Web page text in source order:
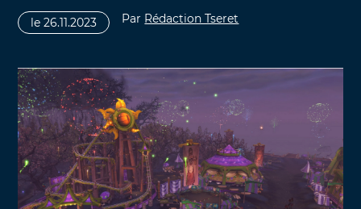
le 26.11.2023 Par Rédaction Tseret